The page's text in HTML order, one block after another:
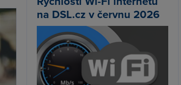
na DSL.cz v červnu 2026